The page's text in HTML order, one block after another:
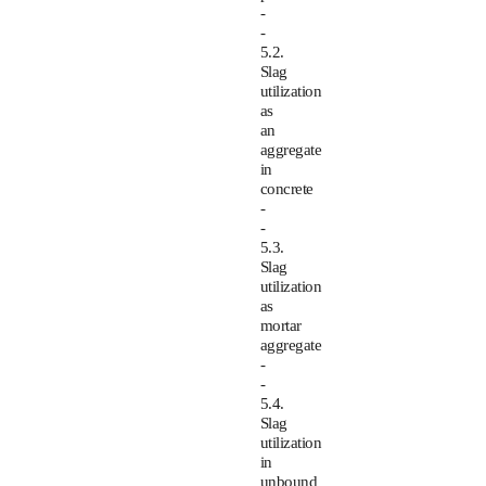
-
-
5.2.
Slag
utilization
as
an
aggregate
in
concrete
-
-
5.3.
Slag
utilization
as
mortar
aggregate
-
-
5.4.
Slag
utilization
in
unbound